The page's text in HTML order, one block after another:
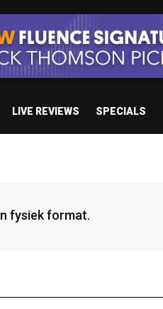
LIVE REVIEWS SPECIALS
fysiek format.